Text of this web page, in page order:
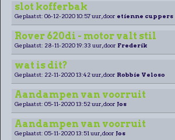
slot kofferbak
Geplaatst: 06-12-2020 10:57 uur, door etienne cuppers
Rover 620di - motor valt stil
Geplaatst: 28-11-2020 19:33 uur, door Frederik
wat is dit?
Geplaatst: 22-11-2020 13:42 uur, door Robbie Veloso
Aandampen van voorruit
Geplaatst: 05-11-2020 13:52 uur, door Jos
Aandampen van voorruit
Geplaatst: 05-11-2020 13:51 uur, door Jos